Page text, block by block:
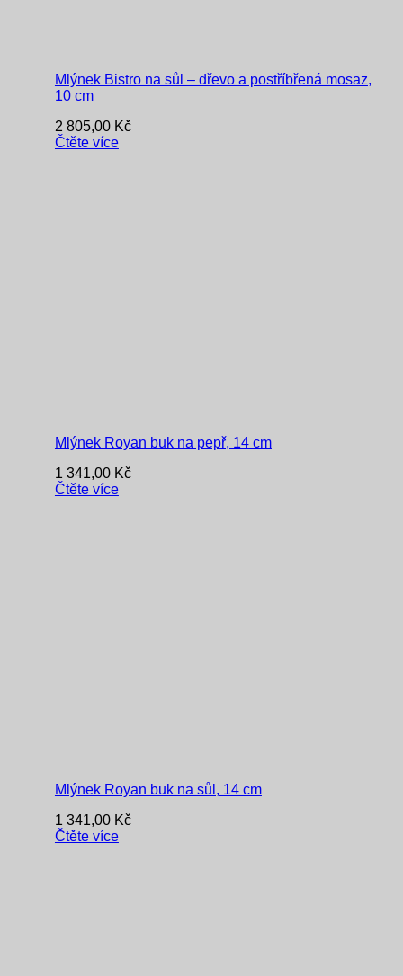
Mlýnek Bistro na sůl – dřevo a postříbřená mosaz,
10 cm
2 805,00 Kč
Čtěte více
Mlýnek Royan buk na pepř, 14 cm
1 341,00 Kč
Čtěte více
Mlýnek Royan buk na sůl, 14 cm
1 341,00 Kč
Čtěte více